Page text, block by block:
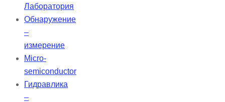
Лаборатория
Обнаружение
–
измерение
Micro-
semiconductor
Гидравлика
–